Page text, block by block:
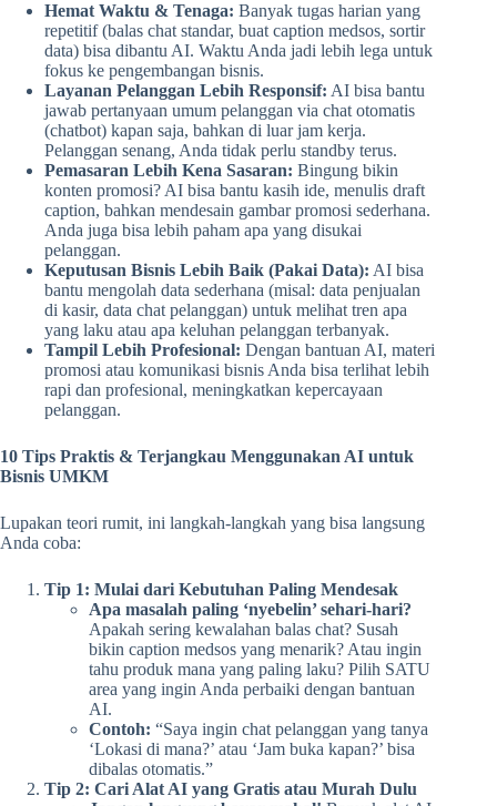
Hemat Waktu & Tenaga: Banyak tugas harian yang
repetitif (balas chat standar, buat caption medsos, sortir
data) bisa dibantu AI. Waktu Anda jadi lebih lega untuk
fokus ke pengembangan bisnis.
Layanan Pelanggan Lebih Responsif: AI bisa bantu
jawab pertanyaan umum pelanggan via chat otomatis
(chatbot) kapan saja, bahkan di luar jam kerja.
Pelanggan senang, Anda tidak perlu standby terus.
Pemasaran Lebih Kena Sasaran: Bingung bikin
konten promosi? AI bisa bantu kasih ide, menulis draft
caption, bahkan mendesain gambar promosi sederhana.
Anda juga bisa lebih paham apa yang disukai
pelanggan.
Keputusan Bisnis Lebih Baik (Pakai Data): AI bisa
bantu mengolah data sederhana (misal: data penjualan
di kasir, data chat pelanggan) untuk melihat tren apa
yang laku atau apa keluhan pelanggan terbanyak.
Tampil Lebih Profesional: Dengan bantuan AI, materi
promosi atau komunikasi bisnis Anda bisa terlihat lebih
rapi dan profesional, meningkatkan kepercayaan
pelanggan.
10 Tips Praktis & Terjangkau Menggunakan AI untuk
Bisnis UMKM
Lupakan teori rumit, ini langkah-langkah yang bisa langsung
Anda coba:
Tip 1: Mulai dari Kebutuhan Paling Mendesak
Apa masalah paling ‘nyebelin’ sehari-hari?
Apakah sering kewalahan balas chat? Susah
bikin caption medsos yang menarik? Atau ingin
tahu produk mana yang paling laku? Pilih SATU
area yang ingin Anda perbaiki dengan bantuan
AI.
Contoh: “Saya ingin chat pelanggan yang tanya
‘Lokasi di mana?’ atau ‘Jam buka kapan?’ bisa
dibalas otomatis.”
Tip 2: Cari Alat AI yang Gratis atau Murah Dulu